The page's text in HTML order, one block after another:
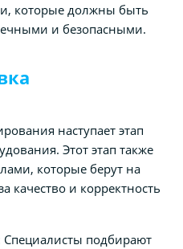
которые должны быть
и безопасными.
наступает этап
Этот этап также
которые берут на
качество и корректность
Специалисты подбирают